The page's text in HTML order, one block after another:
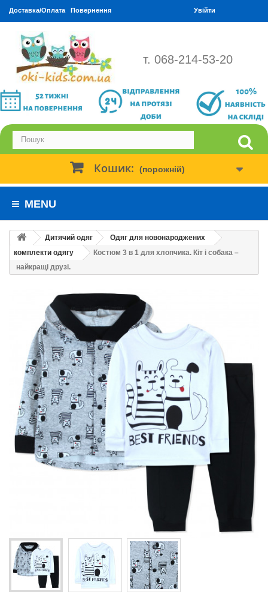
Доставка/Оплата Повернення Увійти
т. 068-214-53-20
Кошик: (порожній)
MENU
Дитячий одяг
Одяг для новонароджених
комплекти одягу
Костюм 3 в 1 для хлопчика. Кіт і собака –
найкращі друзі.